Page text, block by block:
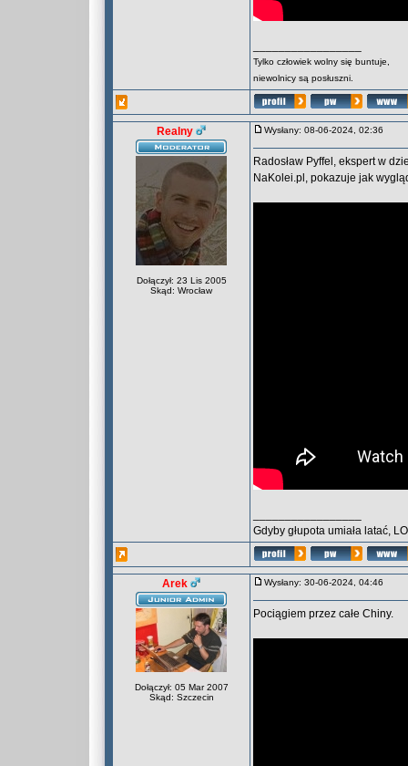
Tylko człowiek wolny się buntuje,
niewolnicy są posłuszni.
Realny
Dołączył: 23 Lis 2005
Skąd: Wrocław
Wysłany: 08-06-2024, 02:36
Radosław Pyffel, ekspert w
NaKolei.pl, pokazuje jak
Gdyby głupota umiała latać,
Arek
Dołączył: 05 Mar 2007
Skąd: Szczecin
Wysłany: 30-06-2024, 04:46
Pociągiem przez całe Chiny.